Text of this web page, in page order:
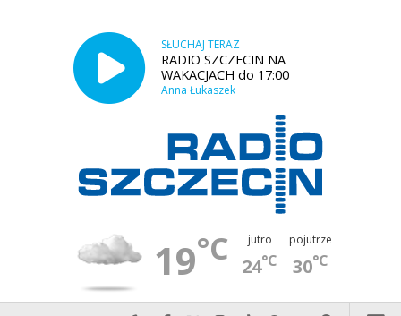
SŁUCHAJ TERAZ
RADIO SZCZECIN NA
WAKACJACH do 17:00
Anna Łukaszek
19°C jutro
24°C
pojutrze
30°C